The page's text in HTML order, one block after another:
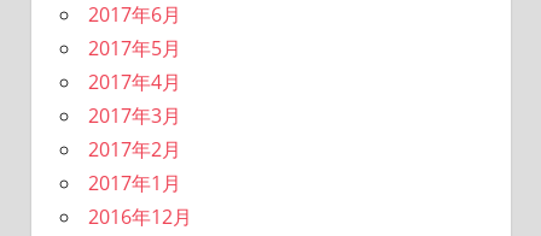
2017年6月
2017年5月
2017年4月
2017年3月
2017年2月
2017年1月
2016年12月